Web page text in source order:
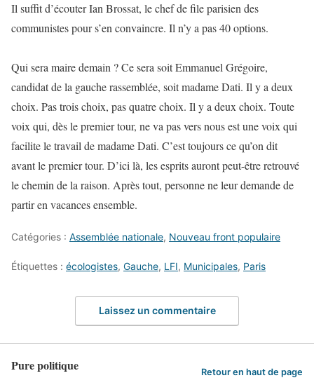
Il suffit d’écouter Ian Brossat, le chef de file parisien des
communistes pour s’en convaincre. Il n’y a pas 40 options.
Qui sera maire demain ? Ce sera soit Emmanuel Grégoire,
candidat de la gauche rassemblée, soit madame Dati. Il y a deux
choix. Pas trois choix, pas quatre choix. Il y a deux choix. Toute
voix qui, dès le premier tour, ne va pas vers nous est une voix qui
facilite le travail de madame Dati. C’est toujours ce qu’on dit
avant le premier tour. D’ici là, les esprits auront peut-être retrouvé
le chemin de la raison. Après tout, personne ne leur demande de
partir en vacances ensemble.
Catégories : Assemblée nationale, Nouveau front populaire
Étiquettes : écologistes, Gauche, LFI, Municipales, Paris
Laissez un commentaire
Pure politique Retour en haut de page